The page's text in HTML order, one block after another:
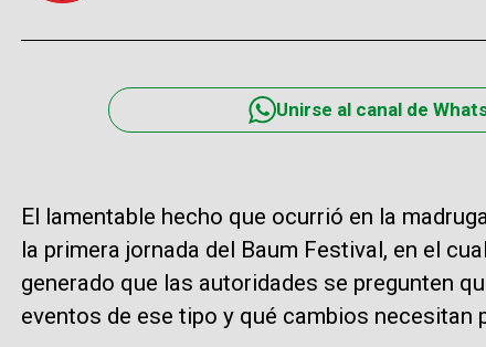
Unirse al canal de
El lamentable hecho que ocurrió en la
la primera jornada del Baum Festival, en el
generado que las autoridades se pregunten
eventos de ese tipo y qué cambios necesitan